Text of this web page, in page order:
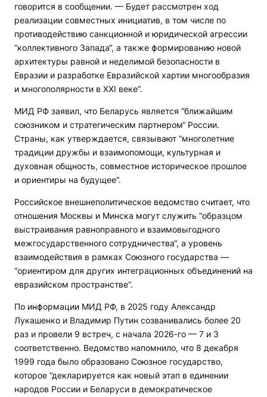
говорится в сообщении. — Будет рассмотрен ход
реализации совместных инициатив, в том числе по
противодействию санкционной и юридической агрессии
“коллективного Запада“, а также формированию новой
архитектуры равной и неделимой безопасности в
Евразии и разработке Евразийской хартии многообразия
и многополярности в XXI веке“.
МИД РФ заявил, что Беларусь является “ближайшим
союзником и стратегическим партнером“ России.
Страны, как утверждается, связывают “многолетние
традиции дружбы и взаимопомощи, культурная и
духовная общность, совместное историческое прошлое
и ориентиры на будущее“.
Российское внешнеполитическое ведомство считает, что
отношения Москвы и Минска могут служить “образцом
выстраивания равноправного и взаимовыгодного
межгосударственного сотрудничества“, а уровень
взаимодействия в рамках Союзного государства —
“ориентиром для других интеграционных объединений на
евразийском пространстве“.
По информации МИД РФ, в 2025 году Александр
Лукашенко и Владимир Путин созванивались более 20
раз и провели 9 встреч, с начала 2026-го — 7 и 3
соответственно. Ведомство напомнило, что 8 декабря
1999 года было образовано Союзное государство,
которое “декларируется как новый этап в единении
народов России и Беларуси в демократическое